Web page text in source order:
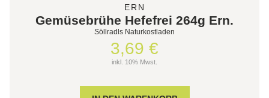
ERN
Gemüsebrühe Hefefrei 264g Ern.
Söllradls Naturkostladen
3,69 €
inkl. 10% Mwst.